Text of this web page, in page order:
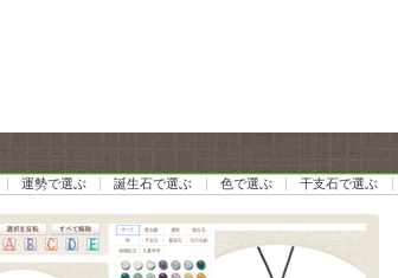
運勢で選ぶ 誕生石で選ぶ 色で選ぶ 干支石で選ぶ